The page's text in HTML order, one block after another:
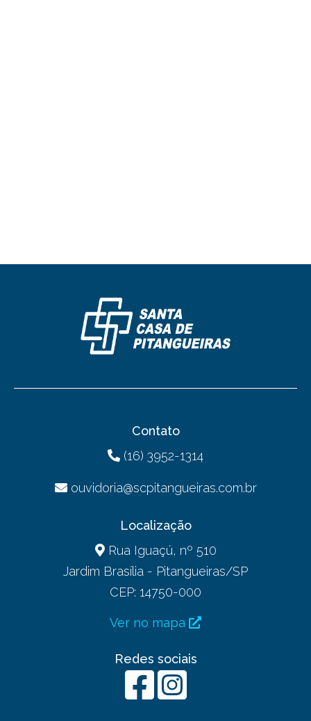
Contato
(16) 3952-1314
ouvidoria@scpitangueiras.com.br
Localização
Rua Iguaçú, nº 510
Jardim Brasília - Pitangueiras/SP
CEP: 14750-000
Ver no mapa
Redes sociais